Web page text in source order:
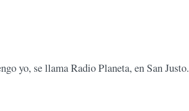
yo, se llama Radio Planeta, en San Justo.